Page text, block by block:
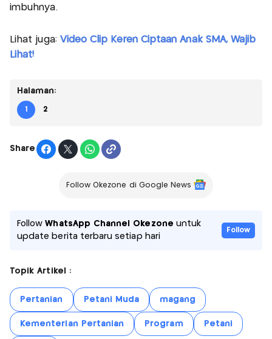
imbuhnya.
Lihat juga: Video Clip Keren Ciptaan Anak SMA, Wajib
Lihat!
Halaman:
1 2
Share
Follow Okezone di Google News
FollowWhatsApp Channel Okezone untuk
update berita terbaru setiap hari
Follow
Topik Artikel :
Pertanian Petani Muda magang
Kementerian Pertanian Program Petani